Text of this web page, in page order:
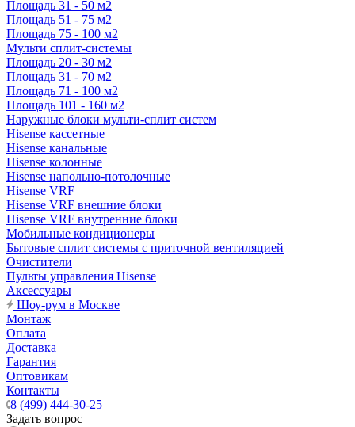
Площадь 31 - 50 м2
Площадь 51 - 75 м2
Площадь 75 - 100 м2
Мульти сплит-системы
Площадь 20 - 30 м2
Площадь 31 - 70 м2
Площадь 71 - 100 м2
Площадь 101 - 160 м2
Наружные блоки мульти-сплит систем
Hisense кассетные
Hisense канальные
Hisense колонные
Hisense напольно-потолочные
Hisense VRF
Hisense VRF внешние блоки
Hisense VRF внутренние блоки
Мобильные кондиционеры
Бытовые сплит системы с приточной вентиляцией
Очистители
Пульты управления Hisense
Аксессуары
Шоу-рум в Москве
Монтаж
Оплата
Доставка
Гарантия
Оптовикам
Контакты
8 (499) 444-30-25
Задать вопрос